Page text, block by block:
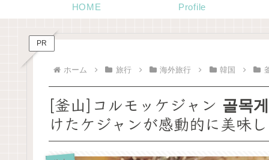
HOME Profile
PR
ホーム 旅行 海外旅行 韓国
[釜山]コルモッケジャン 골목
けたケジャンが感動的に美味